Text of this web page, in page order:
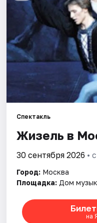
Выставки
Квесты
Экскурсии
Спорт
События
Города
Площадки
Артисты
Рейтинги
Спектакль
Жизель в
30 сентября 2026 •
Город: Москва
Площадка: Дом
на